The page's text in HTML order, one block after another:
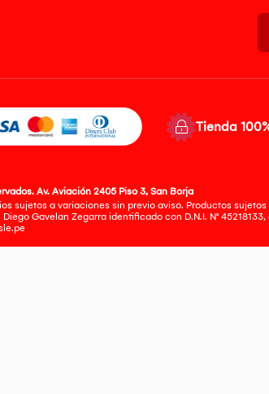
Tienda
Av. Aviación 2405 Piso 3, San Borja
sujetos a variaciones sin previo aviso. Productos
Gavelan Zegarra identificado con D.N.I. N°